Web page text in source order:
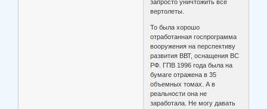
запросто уничтожить все
вертолеты.
То была хорошо
отработанная госпрограмма
вооружения на перспективу
развития ВВТ, оснащения ВС
РФ. ГПВ 1996 года была на
бумаге отражена в 35
объемных томах. А в
реальности она не
заработала. Не могу давать